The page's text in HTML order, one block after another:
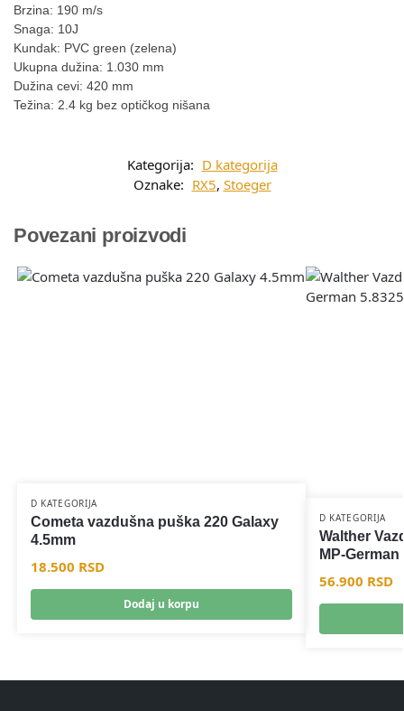
Brzina: 190 m/s
Snaga: 10J
Kundak: PVC green (zelena)
Ukupna dužina: 1.030 mm
Dužina cevi: 420 mm
Težina: 2.4 kg bez optičkog nišana
Kategorija: D kategorija
Oznake: RX5, Stoeger
Povezani proizvodi
D KATEGORIJA
Cometa vazdušna puška 220 Galaxy
4.5mm
18.500 RSD
Dodaj u korpu
D KATEGORIJA
Walther
MP-German
56.900 RSD